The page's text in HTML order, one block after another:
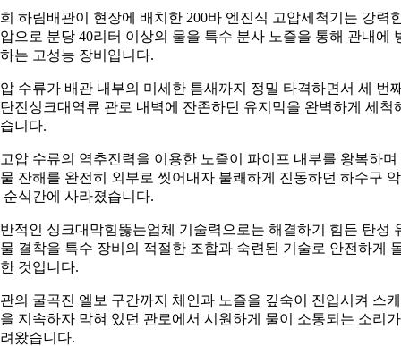
하림배관이 현장에 배치한 200바 엔진식 고압세척기는 강력
으로 분당 40리터 이상의 물을 특수 분사 노즐을 통해 관내에
는 고성능 장비입니다.
수류가 배관 내부의 미세한 틈새까지 정밀 타격하면서 세 번
진싱크대역류 관로 내벽에 잔존하던 유지막을 완벽하게 세척
니다.
압 수류의 역추진력을 이용한 노즐이 파이프 내부를 왕복하며
잔해를 완전히 외부로 씻어내자 불쾌하게 진동하던 하수구
순식간에 사라졌습니다.
적인 싱크대막힘뚫는업체 기술력으로는 해결하기 힘든 탄성
결착을 특수 장비의 적절한 조합과 숙련된 기술로 안전하게
것입니다.
의 굴곡진 엘보 구간까지 체인과 노즐을 깊숙이 진입시켜 스
지속하자 막혀 있던 관로에서 시원하게 물이 소통되는 소리가
왔습니다.